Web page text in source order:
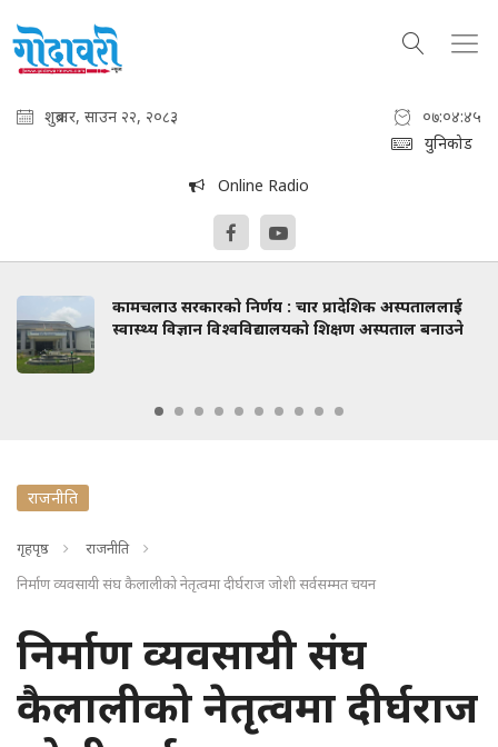
शुक्रबार, साउन २२, २०८३
०७:०४:४६
युनिकोड
Online Radio
कामचलाउ सरकारको निर्णय : चार प्रादेशिक अस्पताललाई
स्वास्थ्य विज्ञान विश्वविद्यालयको शिक्षण अस्पताल बनाउने
राजनीति
गृहपृष्ठ
राजनीति
निर्माण व्यवसायी संघ कैलालीको नेतृत्वमा दीर्घराज जोशी सर्वसम्मत चयन
निर्माण व्यवसायी संघ
कैलालीको नेतृत्वमा दीर्घराज